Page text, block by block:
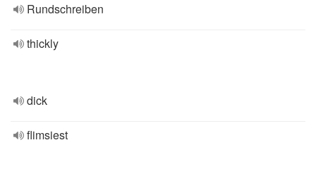
Rundschreiben
thickly
dick
flimsiest